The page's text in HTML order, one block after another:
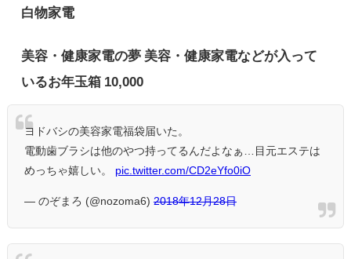
白物家電
美容・健康家電の夢 美容・健康家電などが入って
いるお年玉箱 10,000
ヨドバシの美容家電福袋届いた。
電動歯ブラシは他のやつ持ってるんだよなぁ…目元エステは
めっちゃ嬉しい。 pic.twitter.com/CD2eYfo0iO
— のぞまろ (@nozoma6) 2018年12月28日